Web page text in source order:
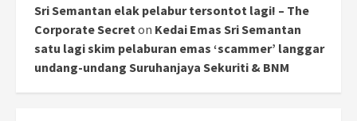
Sri Semantan elak pelabur tersontot lagi! – The
Corporate Secret on Kedai Emas Sri Semantan
satu lagi skim pelaburan emas ‘scammer’ langgar
undang-undang Suruhanjaya Sekuriti & BNM